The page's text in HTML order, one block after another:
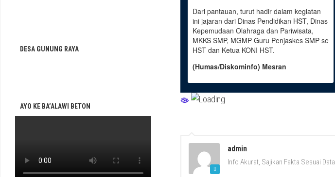
Dari pantauan, turut hadir dalam kegiatan
ini jajaran dari Dinas Pendidikan HST, Dinas
Kepemudaan Olahraga dan Pariwisata,
MKKS SMP, MGMP Guru Penjaskes SMP se
HST dan Ketua KONI HST.
(Humas/Diskominfo) Mesran
admin
Info Akurat, Sajikan Fakta Sesuai Data
DESA GUNUNG RAYA
AYO KE BA’ALAWI BETON